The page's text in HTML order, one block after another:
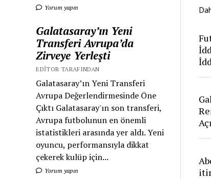
Yorum yapın
Galatasaray’ın Yeni
Transferi Avrupa’da
Zirveye Yerleşti
EDITOR TARAFINDAN
Galatasaray’ın Yeni Transferi
Avrupa Değerlendirmesinde Öne
Çıktı Galatasaray'ın son transferi,
Avrupa futbolunun en önemli
istatistikleri arasında yer aldı. Yeni
oyuncu, performansıyla dikkat
çekerek kulüp için...
Yorum yapın